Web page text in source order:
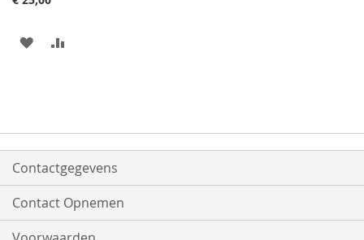
VOEG
Contactgegevens
Contact Opnemen